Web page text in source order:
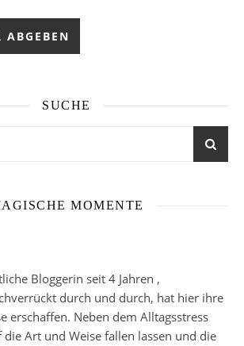
SUCHE
MOMENTE
Bloggerin seit 4 Jahren ,
durch und durch, hat hier ihre
erschaffen. Neben dem Alltagsstress
die Art und Weise fallen lassen und die